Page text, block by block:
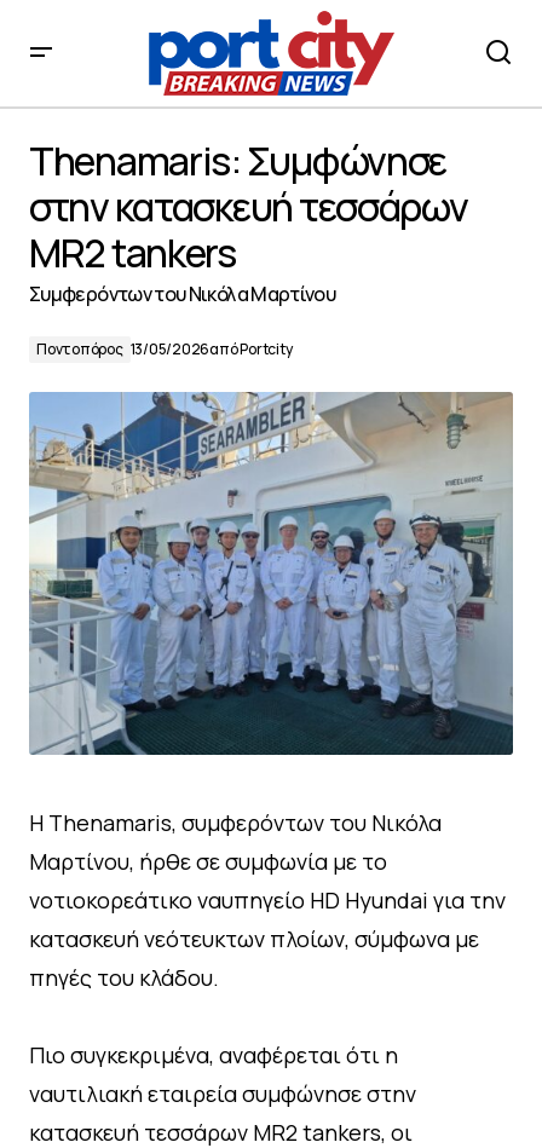
MR2 tankers
Thenamaris: Συμφώνησε
στην κατασκευή τεσσάρων
MR2 tankers
Συμφερόντων του Νικόλα Μαρτίνου
Ποντοπόρος 13/05/2026απόPortcity
Η Thenamaris, συμφερόντων του Νικόλα
Μαρτίνου, ήρθε σε συμφωνία με το
νοτιοκορεάτικο ναυπηγείο HD Hyundai για την
κατασκευή νεότευκτων πλοίων, σύμφωνα με
πηγές του κλάδου.
Πιο συγκεκριμένα, αναφέρεται ότι η
ναυτιλιακή εταιρεία συμφώνησε στην
κατασκευή τεσσάρων MR2 tankers, οι